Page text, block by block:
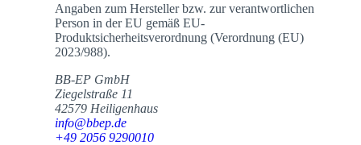
Angaben zum Hersteller bzw. zur verantwortlichen
Person in der EU gemäß EU-
Produktsicherheitsverordnung (Verordnung (EU)
2023/988).
BB-EP GmbH
Ziegelstraße 11
42579 Heiligenhaus
info@bbep.de
+49 2056 9290010